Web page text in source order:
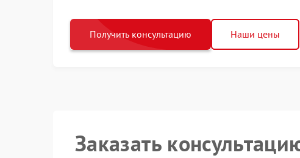
Получить консультацию Наши цены
Заказать